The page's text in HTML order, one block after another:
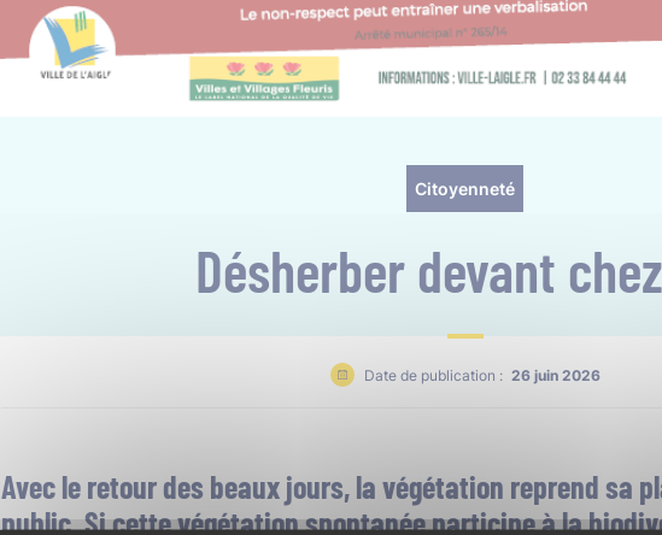
Citoyenneté
Désherber devant
Date de publication : 26 juin 2026
Avec le retour des beaux jours, la végétation reprend sa
public. Si cette végétation spontanée participe à la